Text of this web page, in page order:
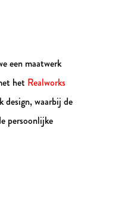
een maatwerk
het Realworks
design, waarbij de
persoonlijke